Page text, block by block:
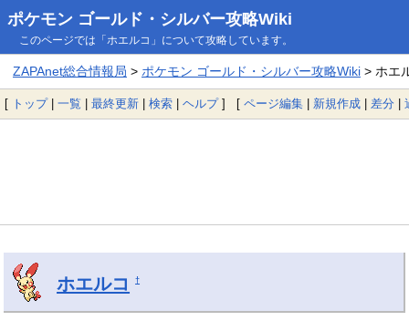
ポケモン ゴールド・シルバー攻略Wiki
このページでは「ホエルコ」について攻略しています。
ZAPAnet総合情報局 > ポケモン ゴールド・シルバー攻略Wiki> ホエ
[ トップ| 一覧 | 最終更新 | 検索 | ヘルプ] [ ページ編集 | 新規作成 | 差分 |
ホエルコ †